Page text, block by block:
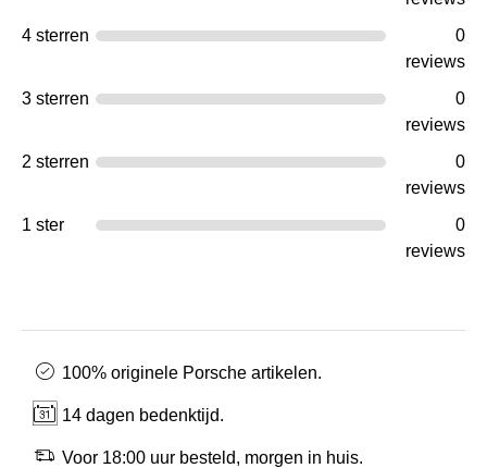
4 sterren
0
reviews
3 sterren
0
reviews
2 sterren
0
reviews
1 ster
0
reviews
100% originele Porsche artikelen.
14 dagen bedenktijd.
Voor 18:00 uur besteld, morgen in huis.